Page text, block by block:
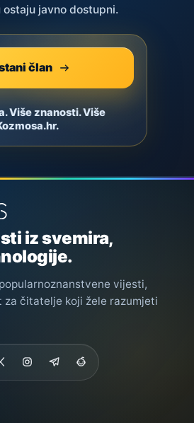
ostaju javno dostupni.
član
Više znanosti. Više
iz svemira,
vijesti,
za čitatelje koji žele razumjeti